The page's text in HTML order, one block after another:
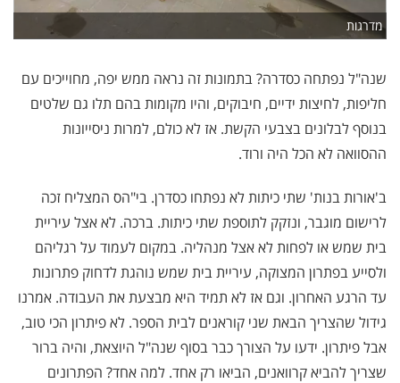
מדרגות
שנה"ל נפתחה כסדרה? בתמונות זה נראה ממש יפה, מחוייכים עם
חליפות, לחיצות ידיים, חיבוקים, והיו מקומות בהם תלו גם שלטים
בנוסף לבלונים בצבעי הקשת. אז לא כולם, למרות ניסייונות
ההסוואה לא הכל היה ורוד.
ב'אורות בנות' שתי כיתות לא נפתחו כסדרן. בי"הס המצליח זכה
לרישום מוגבר, ונזקק לתוספת שתי כיתות. ברכה. לא אצל עיריית
בית שמש או לפחות לא אצל מנהליה. במקום לעמוד על רגליהם
ולסייע בפתרון המצוקה, עיריית בית שמש נוהגת לדחוק פתרונות
עד הרגע האחרון. וגם אז לא תמיד היא מבצעת את העבודה. אמרנו
גידול שהצריך הבאת שני קוראנים לבית הספר. לא פיתרון הכי טוב,
אבל פיתרון. ידעו על הצורך כבר בסוף שנה"ל היוצאת, והיה ברור
שצריך להביא קרוואנים, הביאו רק אחד. למה אחד? הפתרונים